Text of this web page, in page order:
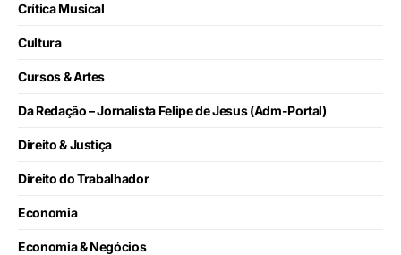
Crítica Musical
Cultura
Cursos & Artes
Da Redação – Jornalista Felipe de Jesus (Adm-Portal)
Direito & Justiça
Direito do Trabalhador
Economia
Economia & Negócios